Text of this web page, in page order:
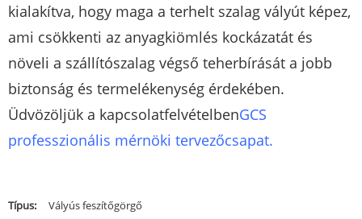
kialakítva, hogy maga a terhelt szalag vályút képez,
ami csökkenti az anyagkiömlés kockázatát és
növeli a szállítószalag végső teherbírását a jobb
biztonság és termelékenység érdekében.
Üdvözöljük a kapcsolatfelvételbenGCS
professzionális mérnöki tervezőcsapat.
Típus:
Vályús feszítőgörgő